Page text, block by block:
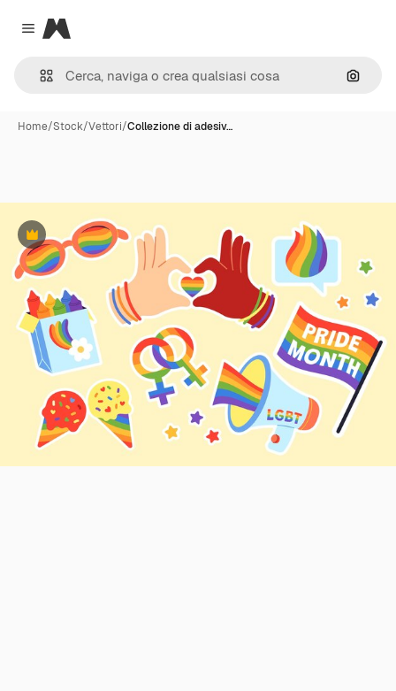
Close menu
Magnific
Cerca
Home/Stock/Vettori/Collezione di adesiv…
Premium